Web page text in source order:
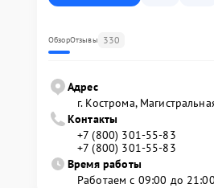
ОбзорОтзывы 330
Адрес
г. Кострома,
Контакты
+7 (800) 301-55-83
+7 (800) 301-55-83
Время работы
Работаем с 09:00 до 21:00